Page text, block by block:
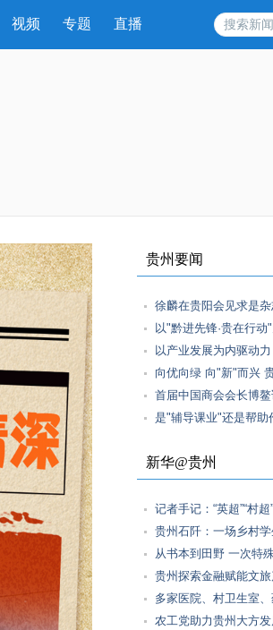
视频 专题 直播
贵州要闻
徐麟在贵阳会见求是
以"黔进先锋·贵在行
以产业发展为内驱动
向优向绿 向"新"而兴
首届中国商会会长博
是"辅导课业"还是帮助
新华@贵州
记者手记：“英超”“村
贵州石阡：一场乡村学
从书本到田野 一次特
贵州探索金融赋能文
多家医院、村卫生室
农工党助力贵州大方